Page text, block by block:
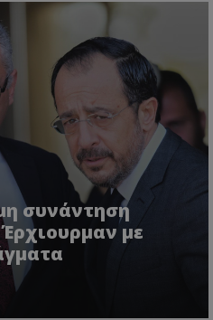
συνάντηση
με
YouTube
.youtube.com